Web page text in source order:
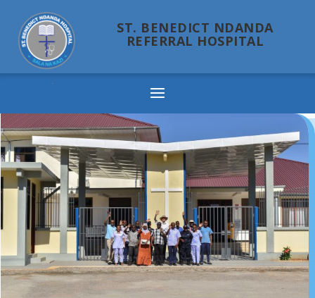
ST. BENEDICT NDANDA
REFERRAL HOSPITAL